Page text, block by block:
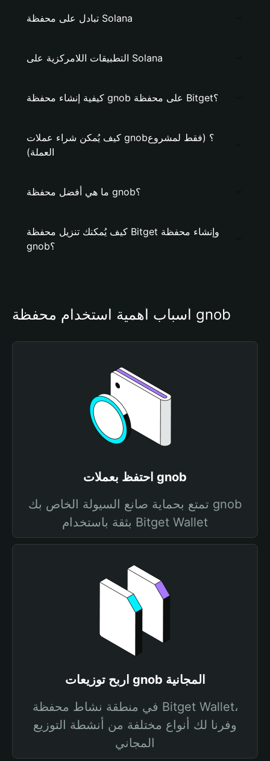
تبادل على محفظة Solana
التطبيقات اللامركزية على Solana
كيفية إنشاء محفظة gnob على محفظة Bitget؟
كيف يُمكن شراء عملات gnob؟ (فقط لمشروع
العملة)
ما هي أفضل محفظة gnob؟
كيف يُمكنك تنزيل محفظة Bitget وإنشاء محفظة
gnob؟
أسباب أهمية استخدام محفظة gnob
احتفظ بعملات gnob
تمتع بحماية صانع السيولة الخاص بك gnob
بثقة باستخدام Bitget Wallet
اربح توزيعات gnob المجانية
في منطقة نشاط محفظة Bitget Wallet،
وفرنا لك أنواع مختلفة من أنشطة التوزيع
المجاني